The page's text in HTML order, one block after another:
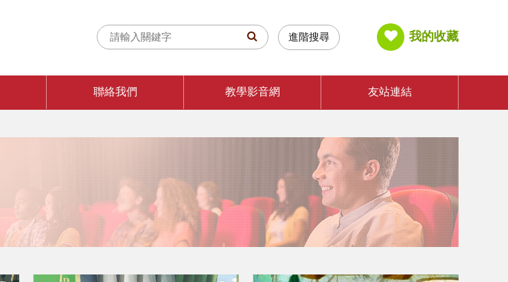
進階搜尋 我的收藏
聯絡我們 教學影音網 友站連結